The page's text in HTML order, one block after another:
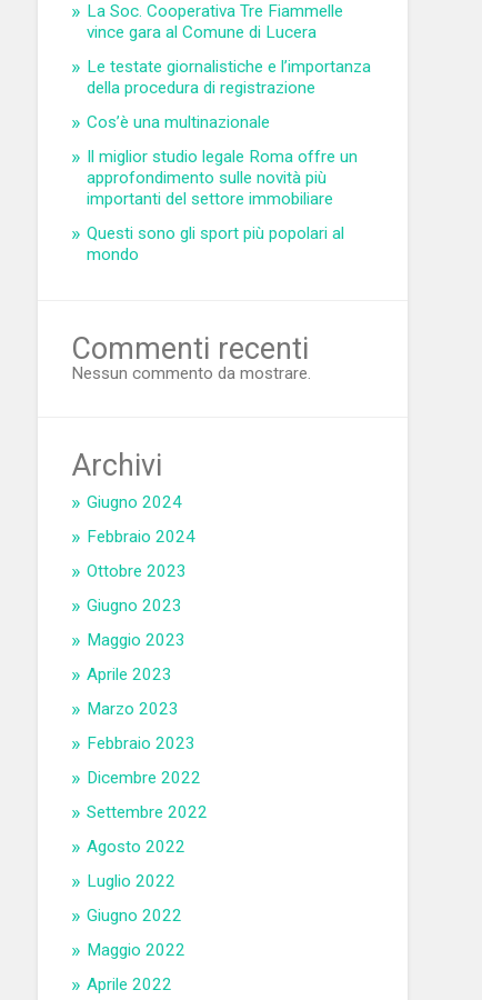
La Soc. Cooperativa Tre Fiammelle
vince gara al Comune di Lucera
Le testate giornalistiche e l’importanza
della procedura di registrazione
Cos’è una multinazionale
Il miglior studio legale Roma offre un
approfondimento sulle novità più
importanti del settore immobiliare
Questi sono gli sport più popolari al
mondo
Commenti recenti
Nessun commento da mostrare.
Archivi
Giugno 2024
Febbraio 2024
Ottobre 2023
Giugno 2023
Maggio 2023
Aprile 2023
Marzo 2023
Febbraio 2023
Dicembre 2022
Settembre 2022
Agosto 2022
Luglio 2022
Giugno 2022
Maggio 2022
Aprile 2022